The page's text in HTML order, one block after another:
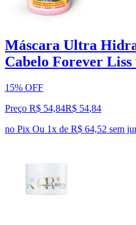
Máscara Ultra
Cabelo Forever Liss
15% OFF
Preço R$ 54,84R$ 54,84
no Pix Ou 1x de R$ 64,52 sem